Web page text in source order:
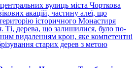
вулиць міста Чорткова
акацій, частину алеї, що
історичного Монастиря
Ті, дерева, що залишилися, було по-
видаленням крон, яке компетентні
старих дерев з метою